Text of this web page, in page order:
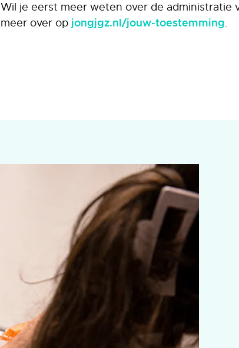
Wil je eerst meer weten over de administratie
meer over op jongjgz.nl/jouw-toestemming.